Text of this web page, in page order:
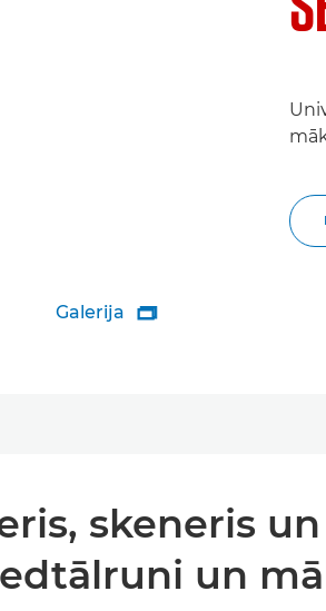
Galerija 
skeneris
un